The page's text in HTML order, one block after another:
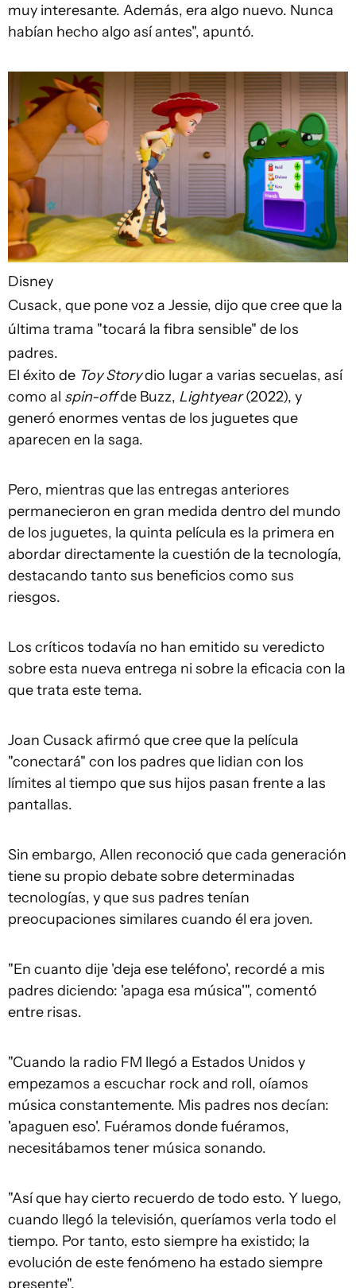
muy interesante. Además, era algo nuevo. Nunca
habían hecho algo así antes", apuntó.
Disney
Cusack, que pone voz a Jessie, dijo que cree que la
última trama "tocará la fibra sensible" de los
padres.
El éxito de Toy Storydio lugar a varias secuelas, así
como al spin-offde Buzz, Lightyear(2022), y
generó enormes ventas de los juguetes que
aparecen en la saga.
Pero, mientras que las entregas anteriores
permanecieron en gran medida dentro del mundo
de los juguetes, la quinta película es la primera en
abordar directamente la cuestión de la tecnología,
destacando tanto sus beneficios como sus
riesgos.
Los críticos todavía no han emitido su veredicto
sobre esta nueva entrega ni sobre la eficacia con la
que trata este tema.
Joan Cusack afirmó que cree que la película
"conectará" con los padres que lidian con los
límites al tiempo que sus hijos pasan frente a las
pantallas.
Sin embargo, Allen reconoció que cada generación
tiene su propio debate sobre determinadas
tecnologías, y que sus padres tenían
preocupaciones similares cuando él era joven.
"En cuanto dije 'deja ese teléfono', recordé a mis
padres diciendo: 'apaga esa música'", comentó
entre risas.
"Cuando la radio FM llegó a Estados Unidos y
empezamos a escuchar rock and roll, oíamos
música constantemente. Mis padres nos decían:
'apaguen eso'. Fuéramos donde fuéramos,
necesitábamos tener música sonando.
"Así que hay cierto recuerdo de todo esto. Y luego,
cuando llegó la televisión, queríamos verla todo el
tiempo. Por tanto, esto siempre ha existido; la
evolución de este fenómeno ha estado siempre
presente".